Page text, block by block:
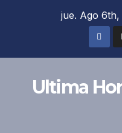
jue. Ago 6th,
Ultima